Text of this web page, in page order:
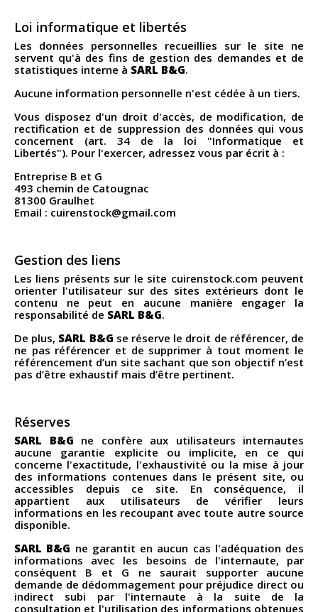
Loi informatique et libertés
Les données personnelles recueillies sur le site ne
servent qu'à des fins de gestion des demandes et de
statistiques interne à SARL B&G.
Aucune information personnelle n'est cédée à un tiers.
Vous disposez d'un droit d'accès, de modification, de
rectification et de suppression des données qui vous
concernent (art. 34 de la loi "Informatique et
Libertés"). Pour l'exercer, adressez vous par écrit à :
Entreprise B et G
493 chemin de Catougnac
81300 Graulhet
Email : cuirenstock@gmail.com
Gestion des liens
Les liens présents sur le site cuirenstock.com peuvent
orienter l'utilisateur sur des sites extérieurs dont le
contenu ne peut en aucune manière engager la
responsabilité de SARL B&G.
De plus, SARL B&G se réserve le droit de référencer, de
ne pas référencer et de supprimer à tout moment le
référencement d’un site sachant que son objectif n’est
pas d’être exhaustif mais d’être pertinent.
Réserves
SARL B&G ne confère aux utilisateurs internautes
aucune garantie explicite ou implicite, en ce qui
concerne l'exactitude, l'exhaustivité ou la mise à jour
des informations contenues dans le présent site, ou
accessibles depuis ce site. En conséquence, il
appartient aux utilisateurs de vérifier leurs
informations en les recoupant avec toute autre source
disponible.
SARL B&G ne garantit en aucun cas l'adéquation des
informations avec les besoins de l'internaute, par
conséquent B et G ne saurait supporter aucune
demande de dédommagement pour préjudice direct ou
indirect subi par l'internaute à la suite de la
consultation et l'utilisation des informations obtenues